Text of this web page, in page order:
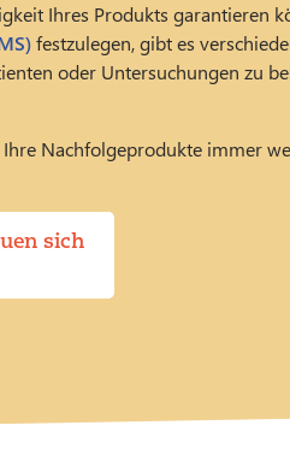
Ihres Produkts garantieren
festzulegen, gibt es
oder Untersuchungen zu
Nachfolgeprodukte immer
sich